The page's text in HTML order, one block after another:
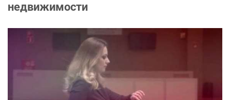
недвижимости